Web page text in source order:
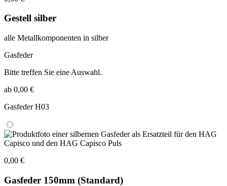
Gestell silber
alle Metallkomponenten in silber
Gasfeder
Bitte treffen Sie eine Auswahl.
ab 0,00 €
Gasfeder H03
0,00 €
Gasfeder 150mm (Standard)